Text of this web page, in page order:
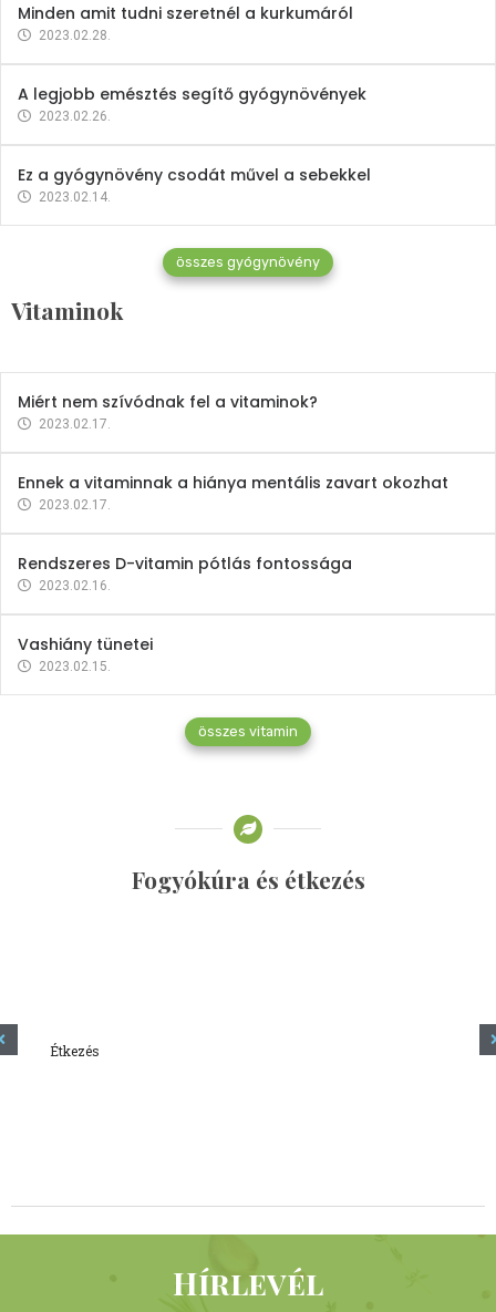
Minden amit tudni szeretnél a kurkumáról
2023.02.28.
A legjobb emésztés segítő gyógynövények
2023.02.26.
Ez a gyógynövény csodát művel a sebekkel
2023.02.14.
összes gyógynövény
Vitaminok
Vitaminok
Mindent a B-12 vitaminról
2023.02.27.
Miért nem szívódnak fel a vitaminok?
2023.02.17.
Ennek a vitaminnak a hiánya mentális zavart okozhat
2023.02.17.
Rendszeres D-vitamin pótlás fontossága
2023.02.16.
Vashiány tünetei
2023.02.15.
összes vitamin
Fogyókúra és étkezés
Étkezés
Hírlevél